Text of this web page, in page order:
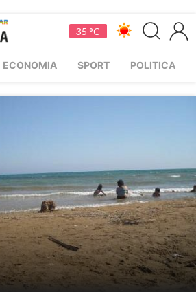
35 °C
ECONOMIA SPORT POLITICA